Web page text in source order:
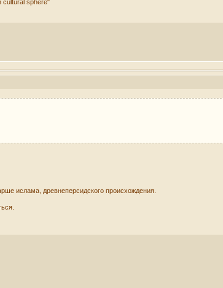
cultural sphere"
ислама, древнеперсидского происхождения.